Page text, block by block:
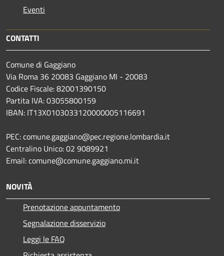
Eventi
CONTATTI
Comune di Gaggiano
Via Roma 36 20083 Gaggiano MI - 20083
Codice Fiscale: 82001390150
Partita IVA: 03055800159
IBAN: IT13X0103033120000005116691
PEC: comune.gaggiano@pec.regione.lombardia.it
Centralino Unico: 02 9089921
Email: comune@comune.gaggiano.mi.it
NOVITÀ
Prenotazione appuntamento
Segnalazione disservizio
Leggi le FAQ